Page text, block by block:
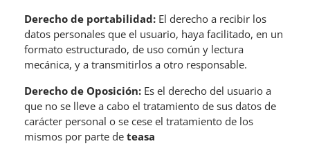
Derecho de portabilidad: El derecho a recibir los
datos personales que el usuario, haya facilitado, en un
formato estructurado, de uso común y lectura
mecánica, y a transmitirlos a otro responsable.
Derecho de Oposición: Es el derecho del usuario a
que no se lleve a cabo el tratamiento de sus datos de
carácter personal o se cese el tratamiento de los
mismos por parte de teasa